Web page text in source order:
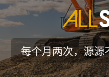
每个月两次，源源